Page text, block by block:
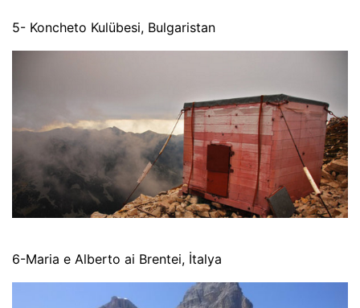
5- Koncheto Kulübesi, Bulgaristan
6-Maria e Alberto ai Brentei, İtalya